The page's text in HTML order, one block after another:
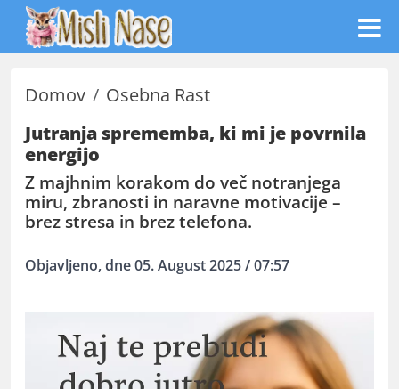
Domov
Osebna Rast
Jutranja sprememba, ki mi je povrnila
energijo
Z majhnim korakom do več notranjega
miru, zbranosti in naravne motivacije –
brez stresa in brez telefona.
Objavljeno, dne 05. August 2025 / 07:57